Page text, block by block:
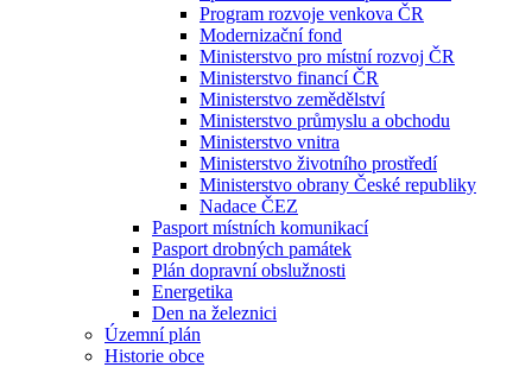
Program rozvoje venkova ČR
Modernizační fond
Ministerstvo pro místní rozvoj ČR
Ministerstvo financí ČR
Ministerstvo zemědělství
Ministerstvo průmyslu a obchodu
Ministerstvo vnitra
Ministerstvo životního prostředí
Ministerstvo obrany České republiky
Nadace ČEZ
Pasport místních komunikací
Pasport drobných památek
Plán dopravní obslužnosti
Energetika
Den na železnici
Územní plán
Historie obce